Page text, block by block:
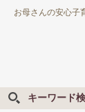
春名 伸司
深尾浄量
お母さんの安心子
キーワード